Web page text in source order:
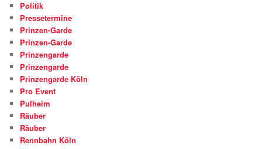
Politik
Pressetermine
Prinzen-Garde
Prinzen-Garde
Prinzengarde
Prinzengarde
Prinzengarde Köln
Pro Event
Pulheim
Räuber
Räuber
Rennbahn Köln